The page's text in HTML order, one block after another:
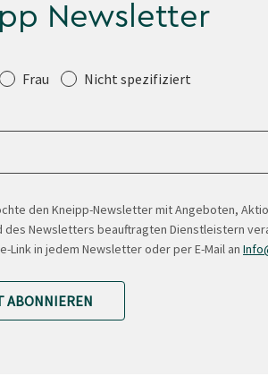
Newsletter
Frau Nicht spezifiziert
den Kneipp-Newsletter mit Angeboten,
des Newsletters beauftragten Dienstleistern
Link in jedem Newsletter oder per E-Mail an
ABONNIEREN